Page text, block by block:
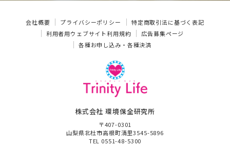
会社概要 プライバシーポリシー
特定商取引法に基づく表記
利用者用ウェブサイト利用規約
広告募集ページ
各種お申し込み・各種決済
株式会社 環境保全研究所
〒407-0301
山梨県北杜市高根町清里3545-5896
TEL 0551-48-5300